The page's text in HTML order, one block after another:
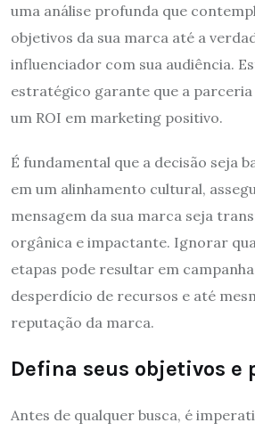
uma análise profunda que
objetivos da sua marca até a
influenciador com sua audiência.
estratégico garante que a parceria
um ROI em marketing positivo.
É fundamental que a decisão seja
em um alinhamento cultural,
mensagem da sua marca seja
orgânica e impactante. Ignorar
etapas pode resultar em
desperdício de recursos e até
reputação da marca.
Defina seus objetivos e
Antes de qualquer busca, é